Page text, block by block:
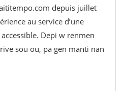
depuis juillet
au service d’une
Depi w renmen
sou ou, pa gen manti nan